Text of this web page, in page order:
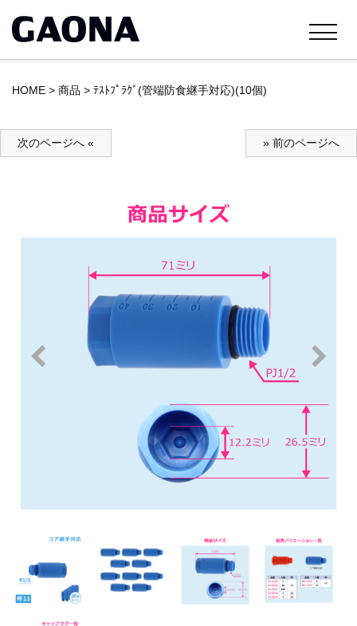
HOME > 商品 > ﾃｽﾄﾌﾟﾗｸﾞ(管端防食継手対応)(10個)
次のページへ « » 前のページへ